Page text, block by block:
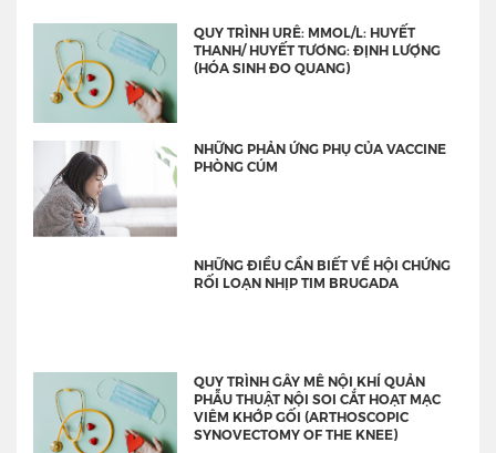
QUY TRÌNH URÊ: MMOL/L: HUYẾT
THANH/ HUYẾT TƯƠNG: ĐỊNH LƯỢNG
(HÓA SINH ĐO QUANG)
NHỮNG PHẢN ỨNG PHỤ CỦA VACCINE
PHÒNG CÚM
NHỮNG ĐIỀU CẦN BIẾT VỀ HỘI CHỨNG
RỐI LOẠN NHỊP TIM BRUGADA
QUY TRÌNH GÂY MÊ NỘI KHÍ QUẢN
PHẪU THUẬT NỘI SOI CẮT HOẠT MẠC
VIÊM KHỚP GỐI (ARTHOSCOPIC
SYNOVECTOMY OF THE KNEE)